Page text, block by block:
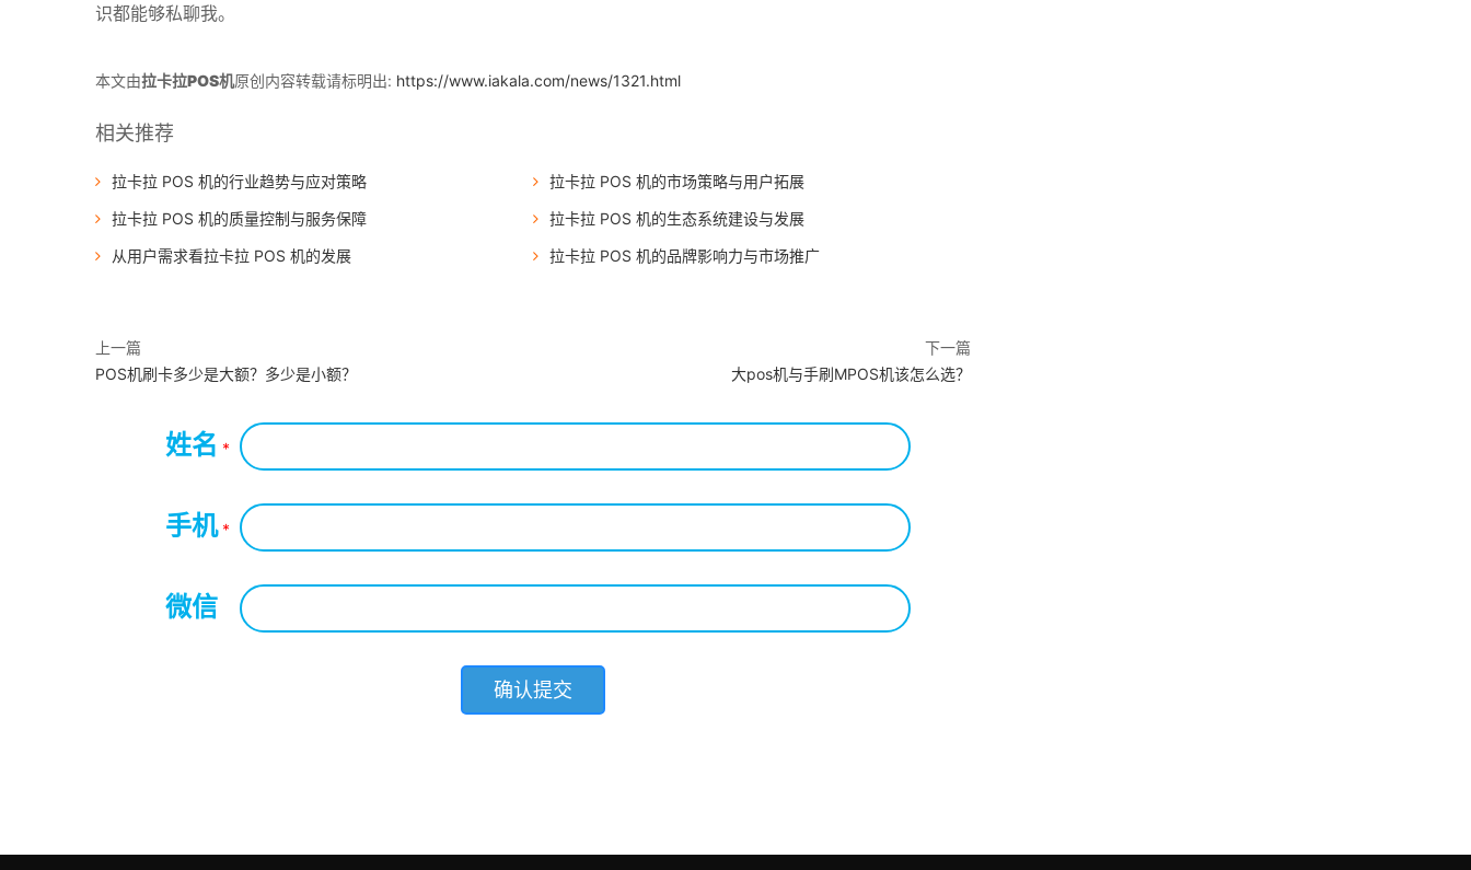
识都能够私聊我。
本文由拉卡拉POS机原创内容转载请标明出: https://www.iakala.com/news/1321.html
相关推荐
拉卡拉 POS 机的行业趋势与应对策略
拉卡拉 POS 机的市场策略与用户拓展
拉卡拉 POS 机的质量控制与服务保障
拉卡拉 POS 机的生态系统建设与发展
从用户需求看拉卡拉 POS 机的发展
拉卡拉 POS 机的品牌影响力与市场推广
上一篇
POS机刷卡多少是大额？多少是小额？
下一篇
大pos机与手刷MPOS机该怎么选？
姓名 *
手机*
微信